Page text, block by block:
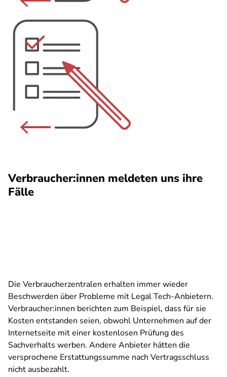
Verbraucher:innen meldeten uns ihre
Fälle
Die Verbraucherzentralen erhalten immer wieder
Beschwerden über Probleme mit Legal Tech-Anbietern.
Verbraucher:innen berichten zum Beispiel, dass für sie
Kosten entstanden seien, obwohl Unternehmen auf der
Internetseite mit einer kostenlosen Prüfung des
Sachverhalts werben. Andere Anbieter hätten die
versprochene Erstattungssumme nach Vertragsschluss
nicht ausbezahlt.